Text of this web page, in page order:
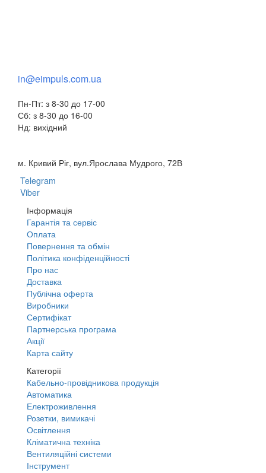
in@eimpuls.com.ua
Пн-Пт: з 8-30 до 17-00
Сб: з 8-30 до 16-00
Нд: вихідний
м. Кривий Ріг, вул.Ярослава Мудрого, 72В
Telegram
Viber
Інформація
Гарантія та сервіс
Оплата
Повернення та обмін
Політика конфіденційності
Про нас
Доставка
Публічна оферта
Виробники
Сертифікат
Партнерська програма
Акції
Карта сайту
Категорії
Кабельно-провідникова продукція
Автоматика
Електроживлення
Розетки, вимикачі
Освітлення
Кліматична техніка
Вентиляційні системи
Інструмент